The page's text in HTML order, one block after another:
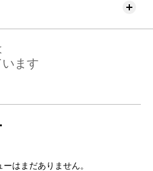
ます
はまだありません。